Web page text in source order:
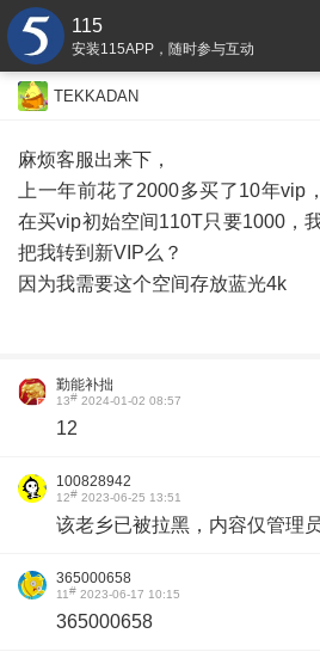
115
安装115APP，随时参与互动
TEKKADAN
麻烦客服出来下，
上一年前花了2000多买了10年vip
在买vip初始空间110T只要1000，
把我转到新VIP么？
因为我需要这个空间存放蓝光4k
勤能补拙
13# 2024-01-02 08:57
12
100828942
12# 2023-06-25 13:51
该老乡已被拉黑，内容仅管理
365000658
11# 2023-06-17 10:15
365000658